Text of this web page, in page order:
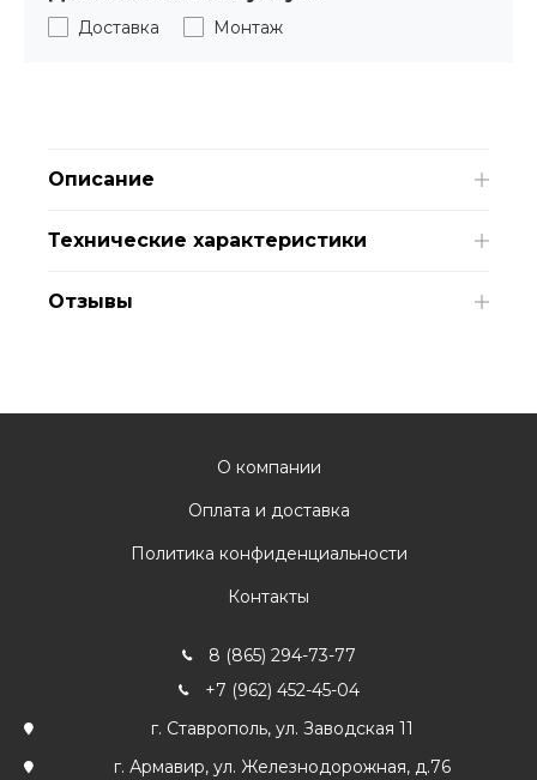
Доставка Монтаж
Описание
Технические характеристики
Отзывы
О компании
Оплата и доставка
Политика конфиденциальности
Контакты
8 (865) 294-73-77
+7 (962) 452-45-04
г. Ставрополь, ул. Заводская 11
г. Армавир, ул. Железнодорожная, д.76